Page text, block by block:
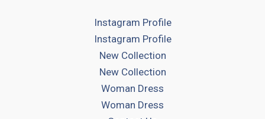
Instagram Profile
Instagram Profile
New Collection
New Collection
Woman Dress
Woman Dress